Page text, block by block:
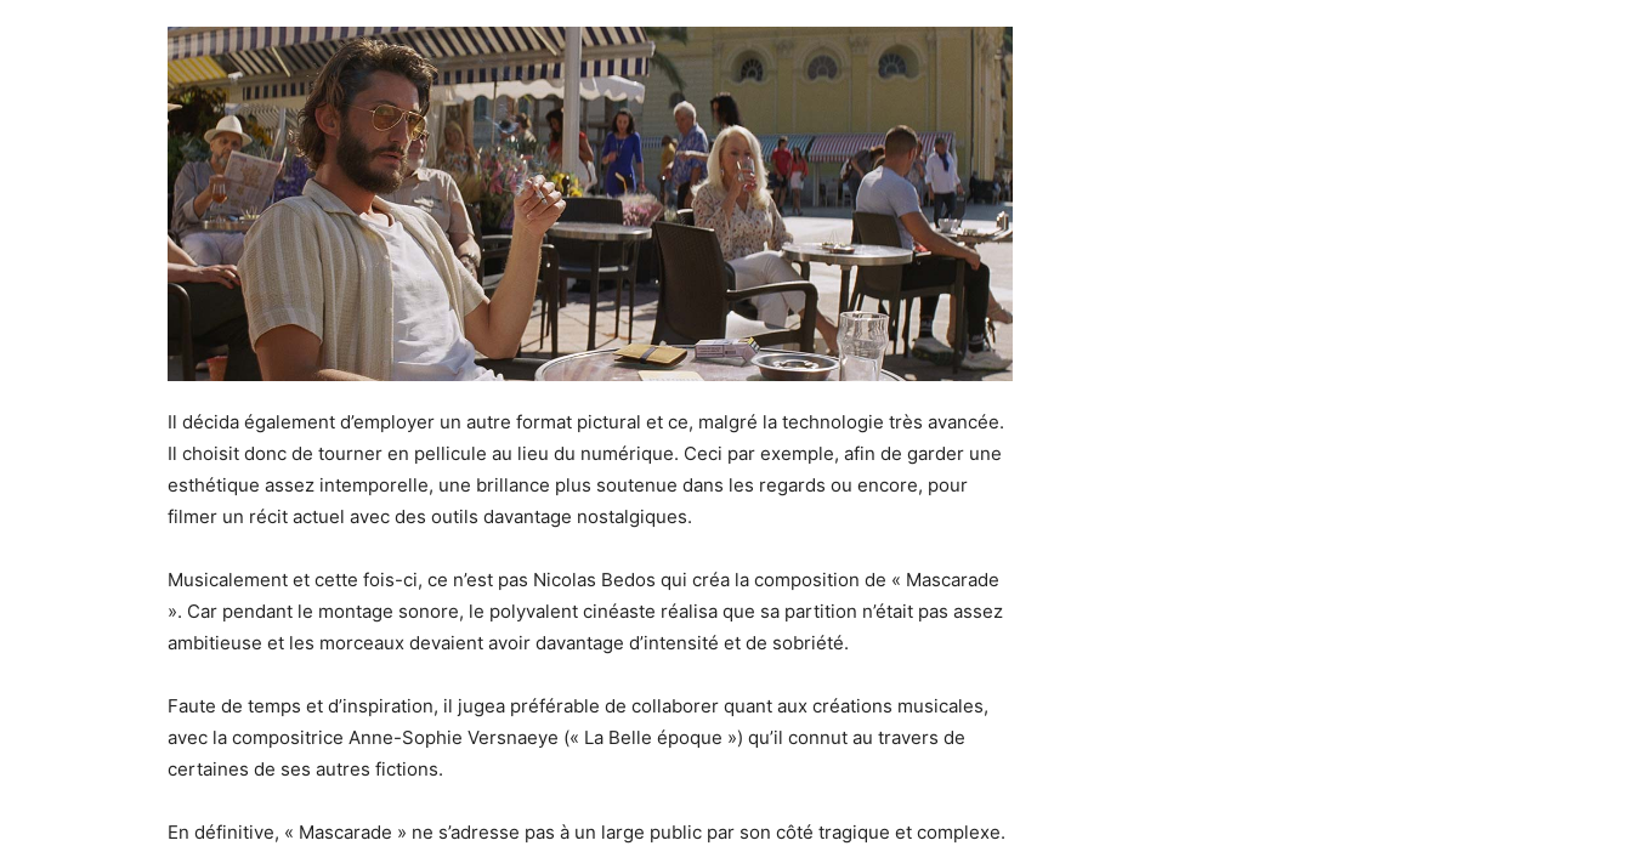
Il décida également d’employer un autre format pictural et ce, malgré la technologie très avancée.
Il choisit donc de tourner en pellicule au lieu du numérique. Ceci par exemple, afin de garder une
esthétique assez intemporelle, une brillance plus soutenue dans les regards ou encore, pour
filmer un récit actuel avec des outils davantage nostalgiques.
Musicalement et cette fois-ci, ce n’est pas Nicolas Bedos qui créa la composition de « Mascarade
». Car pendant le montage sonore, le polyvalent cinéaste réalisa que sa partition n’était pas assez
ambitieuse et les morceaux devaient avoir davantage d’intensité et de sobriété.
Faute de temps et d’inspiration, il jugea préférable de collaborer quant aux créations musicales,
avec la compositrice Anne-Sophie Versnaeye (« La Belle époque ») qu’il connut au travers de
certaines de ses autres fictions.
En définitive, « Mascarade » ne s’adresse pas à un large public par son côté tragique et complexe.